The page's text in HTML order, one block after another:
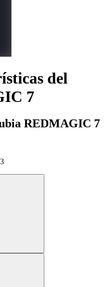
del
7
REDMAGIC 7